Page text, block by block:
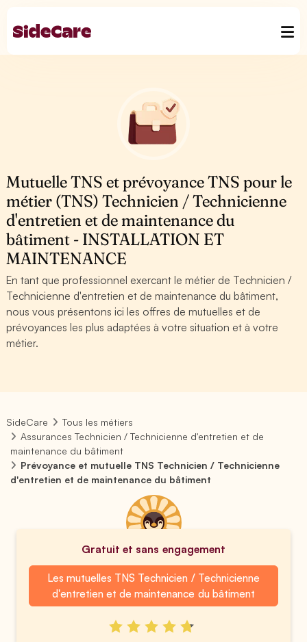
Mutuelle TNS et prévoyance TNS pour le
métier (TNS) Technicien / Technicienne
d'entretien et de maintenance du
bâtiment - INSTALLATION ET
MAINTENANCE
En tant que professionnel exercant le métier de Technicien /
Technicienne d'entretien et de maintenance du bâtiment,
nous vous présentons ici les offres de mutuelles et de
prévoyances les plus adaptées à votre situation et à votre
métier.
SideCare
Tous les métiers
Assurances Technicien / Technicienne d'entretien et de
maintenance du bâtiment
Prévoyance et mutuelle TNS Technicien / Technicienne
d'entretien et de maintenance du bâtiment
Gratuit et sans engagement
Les mutuelles TNS Technicien / Technicienne
d'entretien et de maintenance du bâtiment